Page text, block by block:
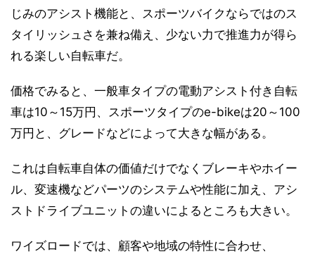
じみのアシスト機能と、スポーツバイクならではのス
タイリッシュさを兼ね備え、少ない力で推進力が得ら
れる楽しい自転車だ。
価格でみると、一般車タイプの電動アシスト付き自転
車は10～15万円、スポーツタイプのe-bikeは20～100
万円と、グレードなどによって大きな幅がある。
これは自転車自体の価値だけでなくブレーキやホイー
ル、変速機などパーツのシステムや性能に加え、アシ
ストドライブユニットの違いによるところも大きい。
ワイズロードでは、顧客や地域の特性に合わせ、